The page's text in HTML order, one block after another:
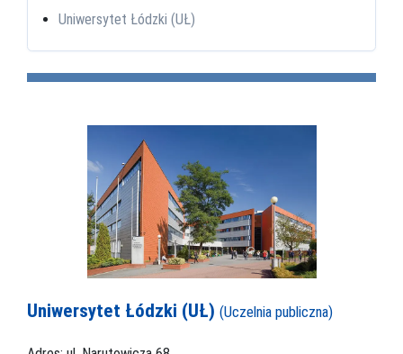
Uniwersytet Łódzki (UŁ)
Uniwersytet Łódzki (UŁ) (Uczelnia publiczna)